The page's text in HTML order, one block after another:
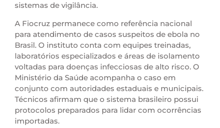
sistemas de vigilância.
A Fiocruz permanece como referência nacional
para atendimento de casos suspeitos de ebola no
Brasil. O instituto conta com equipes treinadas,
laboratórios especializados e áreas de isolamento
voltadas para doenças infecciosas de alto risco. O
Ministério da Saúde acompanha o caso em
conjunto com autoridades estaduais e municipais.
Técnicos afirmam que o sistema brasileiro possui
protocolos preparados para lidar com ocorrências
importadas.